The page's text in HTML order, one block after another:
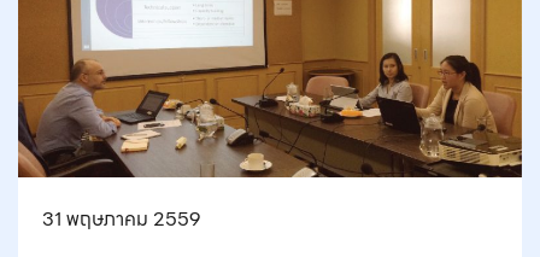
31 พฤษภาคม 2559